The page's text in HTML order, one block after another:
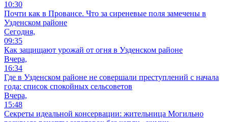
10:30
Почти как в Провансе. Что за сиреневые поля замечены в
Узденском районе
Сегодня,
09:35
Как защищают урожай от огня в Узденском районе
Вчера,
16:34
Где в Узденском районе не совершали преступлений с начала
года: список спокойных сельсоветов
Вчера,
15:48
Секреты идеальной консервации: жительница Могильно